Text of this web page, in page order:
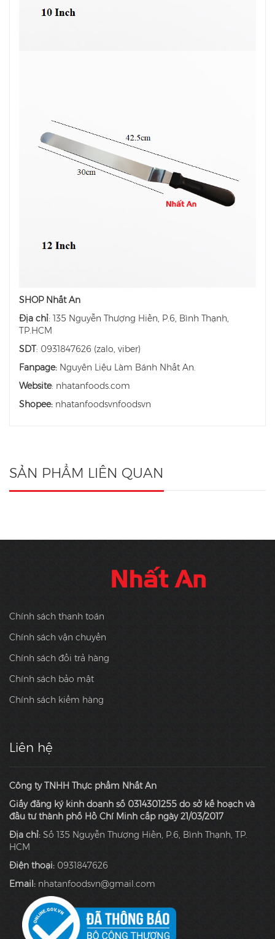
SHOP Nhất An
Địa chỉ: 135 Nguyễn Thượng Hiền, P.6, Bình Thạnh,
TP.HCM
SDT: 0931847626 (zalo, viber)
Fanpage: Nguyên Liệu Làm Bánh Nhất An.
Website: nhatanfoods.com
Shopee: nhatanfoodsvnfoodsvn
SẢN PHẨM LIÊN QUAN
Chính sách thanh toán
Chính sách vận chuyển
Chính sách đổi trả hàng
Chính sách bảo mật
Chính sách kiểm hàng
Liên hệ
Công ty TNHH Thực phẩm Nhất An
Giấy đăng ký kinh doanh số 0314301255 do sở kế hoạch và
đầu tư thành phố Hồ Chí Minh cấp ngày 21/03/2017
Địa chỉ: Số 135 Nguyễn Thượng Hiền, P.6, Bình Thạnh, TP.
HCM
Điện thoại: 0931847626
Email: nhatanfoodsvn@gmail.com